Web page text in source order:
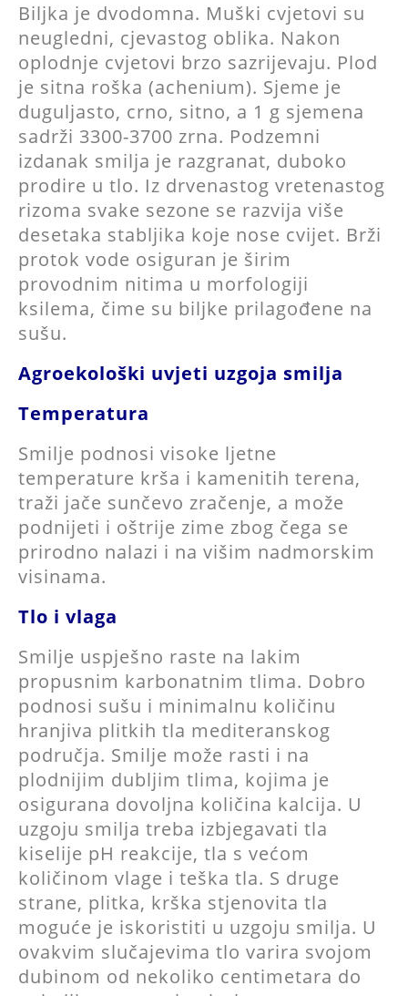
Biljka je dvodomna. Muški cvjetovi su
neugledni, cjevastog oblika. Nakon
oplodnje cvjetovi brzo sazrijevaju. Plod
je sitna roška (achenium). Sjeme je
duguljasto, crno, sitno, a 1 g sjemena
sadrži 3300-3700 zrna. Podzemni
izdanak smilja je razgranat, duboko
prodire u tlo. Iz drvenastog vretenastog
rizoma svake sezone se razvija više
desetaka stabljika koje nose cvijet. Brži
protok vode osiguran je širim
provodnim nitima u morfologiji
ksilema, čime su biljke prilagođene na
sušu.
Agroekološki uvjeti uzgoja smilja
Temperatura
Smilje podnosi visoke ljetne
temperature krša i kamenitih terena,
traži jače sunčevo zračenje, a može
podnijeti i oštrije zime zbog čega se
prirodno nalazi i na višim nadmorskim
visinama.
Tlo i vlaga
Smilje uspješno raste na lakim
propusnim karbonatnim tlima. Dobro
podnosi sušu i minimalnu količinu
hranjiva plitkih tla mediteranskog
područja. Smilje može rasti i na
plodnijim dubljim tlima, kojima je
osigurana dovoljna količina kalcija. U
uzgoju smilja treba izbjegavati tla
kiselije pH reakcije, tla s većom
količinom vlage i teška tla. S druge
strane, plitka, krška stjenovita tla
moguće je iskoristiti u uzgoju smilja. U
ovakvim slučajevima tlo varira svojom
dubinom od nekoliko centimetara do